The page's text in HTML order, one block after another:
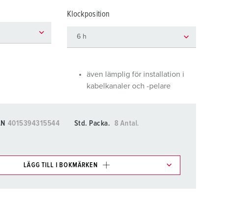
Evenemang och underhållning
Klockposition
även lämplig för installation i
kabelkanaler och -pelare
4015394315544 Std. Packa.
8 Antal.
LÄGG TILL I BOKMÄRKEN